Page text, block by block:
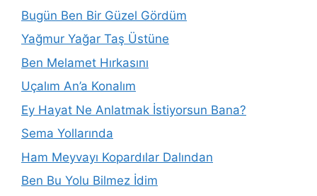
Bugün Ben Bir Güzel Gördüm
Yağmur Yağar Taş Üstüne
Ben Melamet Hırkasını
Uçalım An’a Konalım
Ey Hayat Ne Anlatmak İstiyorsun Bana?
Sema Yollarında
Ham Meyvayı Kopardılar Dalından
Ben Bu Yolu Bilmez İdim